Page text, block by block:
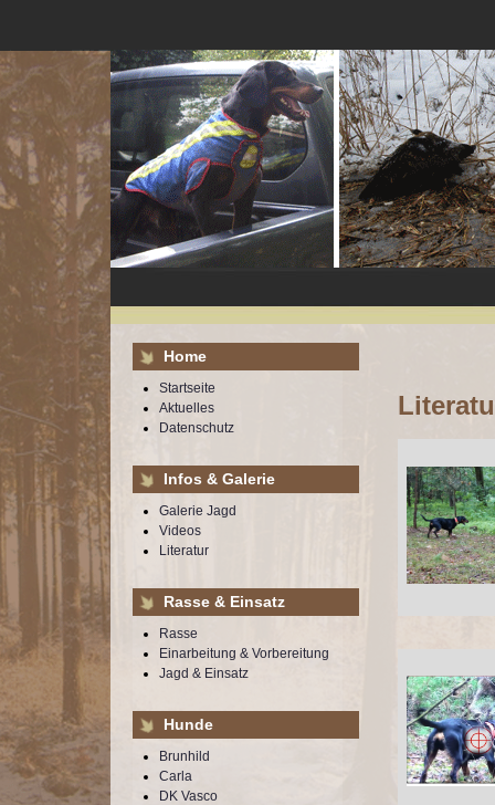
Home
Startseite
Aktuelles
Datenschutz
Infos & Galerie
Galerie Jagd
Videos
Literatur
Rasse & Einsatz
Rasse
Einarbeitung & Vorbereitung
Jagd & Einsatz
Hunde
Brunhild
Carla
DK Vasco